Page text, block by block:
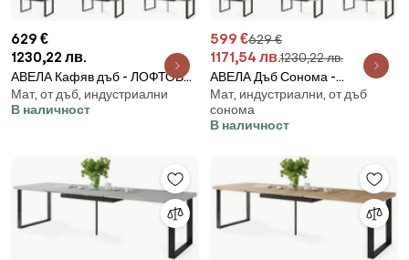
629 €
1230,22 лв.
АВЕЛА Кафяв дъб - ЛОФТОВА
ХОЛНА/ТРАПЕЗНА МАСА
РАЗТЕГАТЕЛНА ДО 310 cм!
Мат, от дъб, индустриални
В наличност
599 €629 €
1171,54 лв.1230,22 лв.
АВЕЛА Дъб Сонома -
ЛОФТОВА ХОЛНА/ТРАПЕЗНА
МАСА РАЗТЕГАТЕЛНА ДО 310
cм!
Мат, индустриални, от дъб
сонома
В наличност